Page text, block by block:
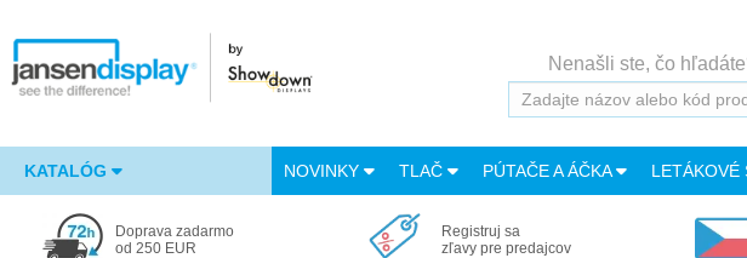
Nenašli ste, čo
KATALÓG NOVINKY TLAČ PÚTAČE A ÁČKA LETÁKOVÉ
Doprava zadarmo
od 250 EUR
Registruj sa
zľavy pre predajcov